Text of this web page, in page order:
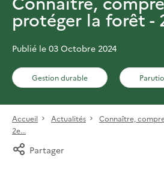
protéger la forêt -
Publié le 03 Octobre 2024
Gestion durable
Accueil Actualités
Connaître,
2e...
Partager